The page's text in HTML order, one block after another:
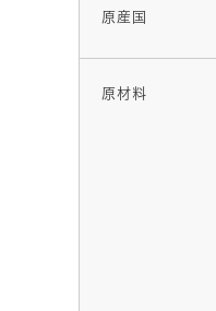
原産国
原材料